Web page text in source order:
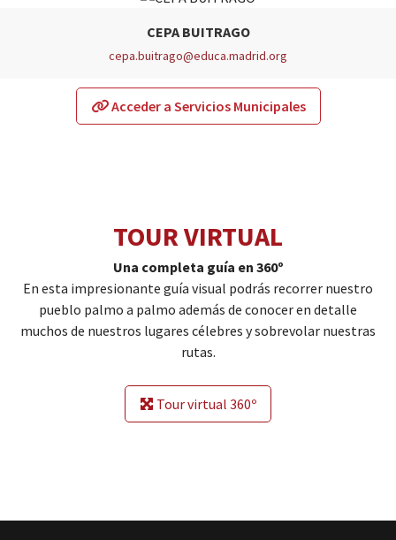
CEPA BUITRAGO
cepa.buitrago@educa.madrid.org
Acceder a Servicios Municipales
TOUR VIRTUAL
Una completa guía en 360º
En esta impresionante guía visual podrás recorrer nuestro
pueblo palmo a palmo además de conocer en detalle
muchos de nuestros lugares célebres y sobrevolar nuestras
rutas.
Tour virtual 360º